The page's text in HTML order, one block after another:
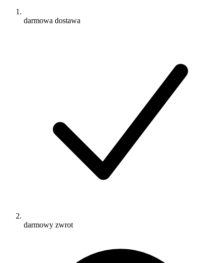
darmowa dostawa
darmowy zwrot